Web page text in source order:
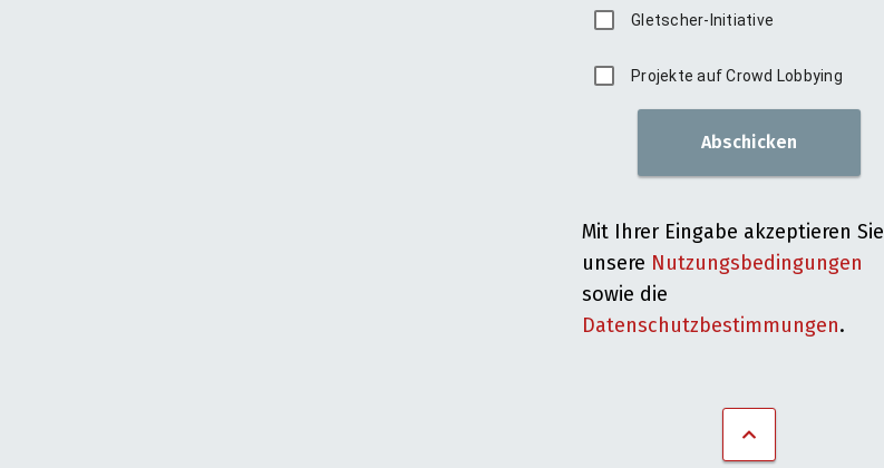
Gletscher-Initiative
Projekte auf Crowd Lobbying
Abschicken
Mit Ihrer Eingabe akzeptieren Sie
unsere Nutzungsbedingungen
sowie die
Datenschutzbestimmungen.